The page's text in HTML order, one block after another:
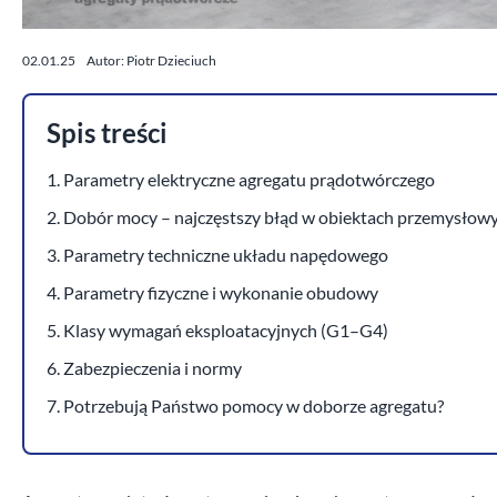
02.01.25 Autor: Piotr Dzieciuch
Spis treści
1. Parametry elektryczne agregatu prądotwórczego
2. Dobór mocy – najczęstszy błąd w obiektach
3. Parametry techniczne układu napędowego
4. Parametry fizyczne i wykonanie obudowy
5. Klasy wymagań eksploatacyjnych (G1–G4)
6. Zabezpieczenia i normy
7. Potrzebują Państwo pomocy w doborze agregatu?